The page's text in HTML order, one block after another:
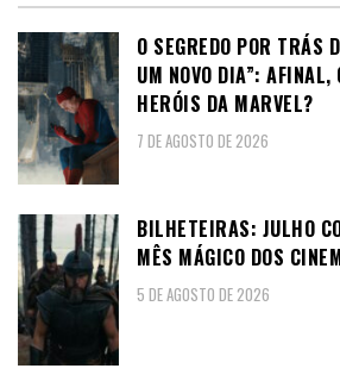
O SEGREDO POR TRÁS
UM NOVO DIA”: AFINAL,
HERÓIS DA MARVEL?
7 DE AGOSTO DE 2026
BILHETEIRAS: JULHO
MÊS MÁGICO DOS
5 DE AGOSTO DE 2026